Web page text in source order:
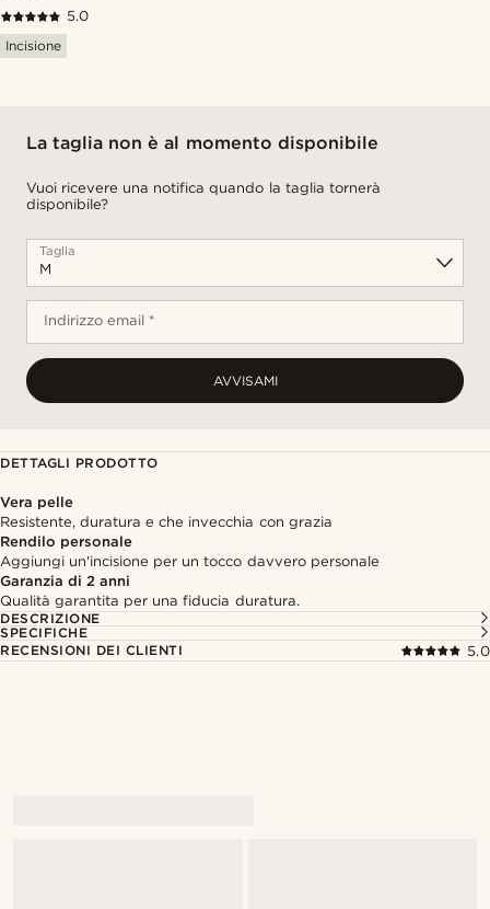
5.0
Incisione
La taglia non è al momento disponibile
Vuoi ricevere una notifica quando la taglia tornerà
disponibile?
Taglia
Indirizzo email *
AVVISAMI
DETTAGLI PRODOTTO
Vera pelle
Resistente, duratura e che invecchia con grazia
Rendilo personale
Aggiungi un'incisione per un tocco davvero personale
Garanzia di 2 anni
Qualità garantita per una fiducia duratura.
DESCRIZIONE
SPECIFICHE
RECENSIONI DEI CLIENTI
5.0